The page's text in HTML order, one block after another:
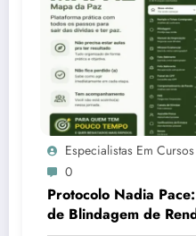
Especialistas Em
0
Protocolo Nadia
de Blindagem de